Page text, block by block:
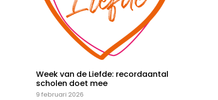
Week van de Liefde: recordaantal
scholen doet mee
9 februari 2026